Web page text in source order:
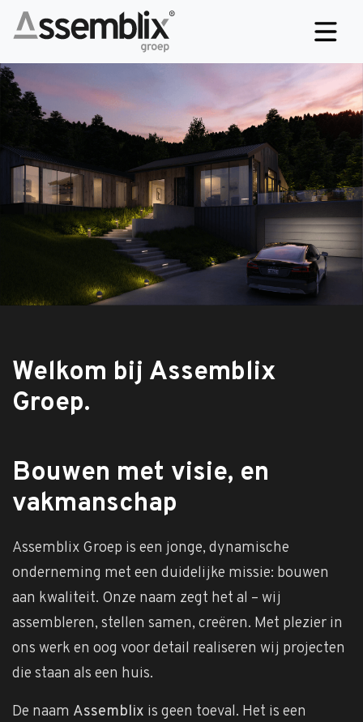
Welkom bij Assemblix
Groep.
Bouwen met visie, en
vakmanschap
Assemblix Groep is een jonge, dynamische
onderneming met een duidelijke missie: bouwen
aan kwaliteit. Onze naam zegt het al – wij
assembleren, stellen samen, creëren. Met plezier in
ons werk en oog voor detail realiseren wij projecten
die staan als een huis.
De naam Assemblix is geen toeval. Het is een